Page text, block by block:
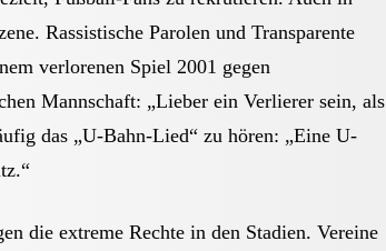
Rassistische Parolen und Transparente
verlorenen Spiel 2001 gegen
Mannschaft: „Lieber ein Verlierer sein, als
das „U-Bahn-Lied“ zu hören: „Eine U-
die extreme Rechte in den Stadien. Vereine